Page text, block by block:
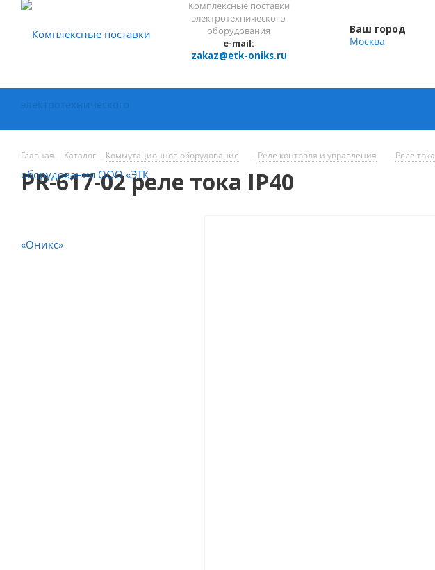
Комплексные поставки
электротехнического
оборудования
e-mail:
zakaz@etk-oniks.ru
Ваш город
Москва
Главная - Каталог - Коммутационное оборудование - Реле контроля и управления - Реле тока
PR-617-02 реле тока IP40